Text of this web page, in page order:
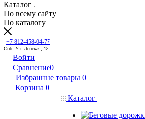
Каталог
По всему сайту
По каталогу
+7 812-458-04-77
Спб, Ул. Ленская, 18
Войти
Сравнение0
Избранные товары 0
Корзина 0
Каталог